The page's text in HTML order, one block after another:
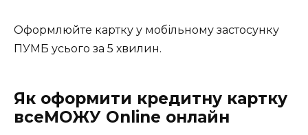
Оформлюйте картку у мобільному застосунку
ПУМБ усього за 5 хвилин.
Як оформити кредитну картку
всеМОЖУ Online онлайн